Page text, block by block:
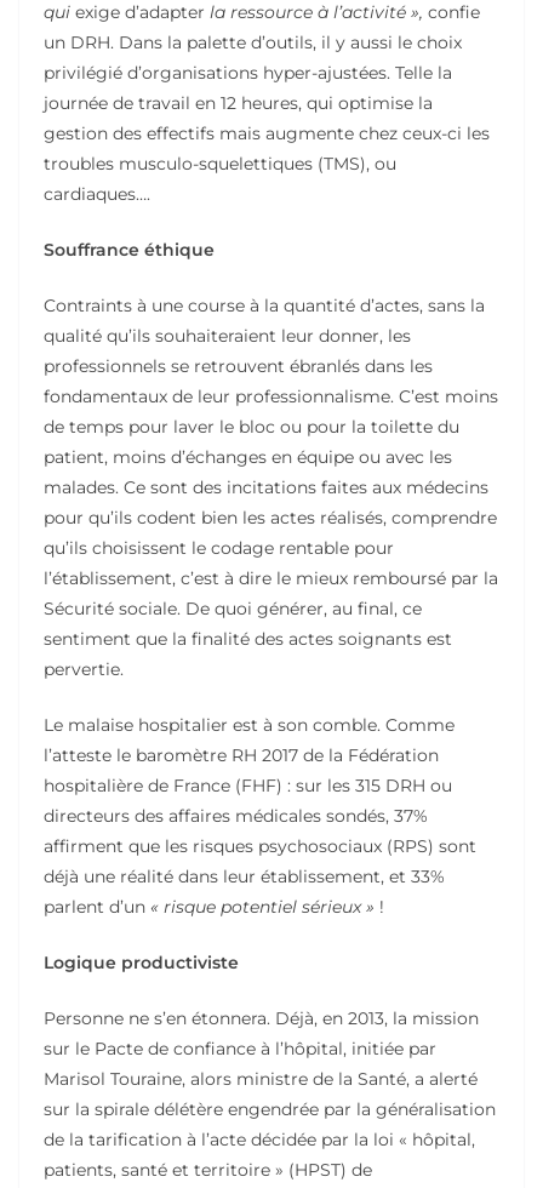
qui exige d’adapter la ressource à l’activité », confie
un DRH. Dans la palette d’outils, il y aussi le choix
privilégié d’organisations hyper-ajustées. Telle la
journée de travail en 12 heures, qui optimise la
gestion des effectifs mais augmente chez ceux-ci les
troubles musculo-squelettiques (TMS), ou
cardiaques….
Souffrance éthique
Contraints à une course à la quantité d’actes, sans la
qualité qu’ils souhaiteraient leur donner, les
professionnels se retrouvent ébranlés dans les
fondamentaux de leur professionnalisme. C’est moins
de temps pour laver le bloc ou pour la toilette du
patient, moins d’échanges en équipe ou avec les
malades. Ce sont des incitations faites aux médecins
pour qu’ils codent bien les actes réalisés, comprendre
qu’ils choisissent le codage rentable pour
l’établissement, c’est à dire le mieux remboursé par la
Sécurité sociale. De quoi générer, au final, ce
sentiment que la finalité des actes soignants est
pervertie.
Le malaise hospitalier est à son comble. Comme
l’atteste le baromètre RH 2017 de la Fédération
hospitalière de France (FHF) : sur les 315 DRH ou
directeurs des affaires médicales sondés, 37%
affirment que les risques psychosociaux (RPS) sont
déjà une réalité dans leur établissement, et 33%
parlent d’un « risque potentiel sérieux » !
Logique productiviste
Personne ne s’en étonnera. Déjà, en 2013, la mission
sur le Pacte de confiance à l’hôpital, initiée par
Marisol Touraine, alors ministre de la Santé, a alerté
sur la spirale délétère engendrée par la généralisation
de la tarification à l’acte décidée par la loi « hôpital,
patients, santé et territoire » (HPST) de